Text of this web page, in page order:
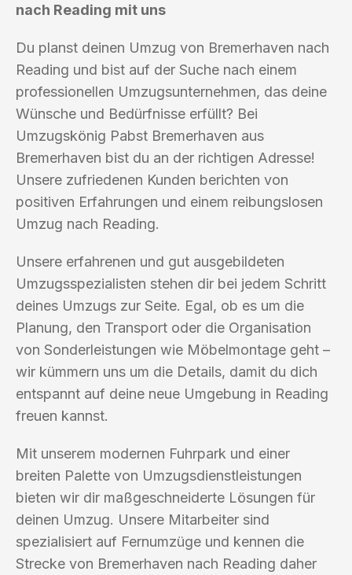
nach Reading mit uns
Du planst deinen Umzug von Bremerhaven nach
Reading und bist auf der Suche nach einem
professionellen Umzugsunternehmen, das deine
Wünsche und Bedürfnisse erfüllt? Bei
Umzugskönig Pabst Bremerhaven aus
Bremerhaven bist du an der richtigen Adresse!
Unsere zufriedenen Kunden berichten von
positiven Erfahrungen und einem reibungslosen
Umzug nach Reading.
Unsere erfahrenen und gut ausgebildeten
Umzugsspezialisten stehen dir bei jedem Schritt
deines Umzugs zur Seite. Egal, ob es um die
Planung, den Transport oder die Organisation
von Sonderleistungen wie Möbelmontage geht –
wir kümmern uns um die Details, damit du dich
entspannt auf deine neue Umgebung in Reading
freuen kannst.
Mit unserem modernen Fuhrpark und einer
breiten Palette von Umzugsdienstleistungen
bieten wir dir maßgeschneiderte Lösungen für
deinen Umzug. Unsere Mitarbeiter sind
spezialisiert auf Fernumzüge und kennen die
Strecke von Bremerhaven nach Reading daher